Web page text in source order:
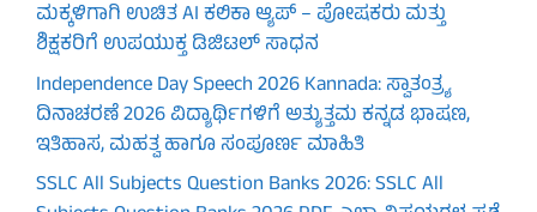
ಮಕ್ಕಳಿಗಾಗಿ ಉಚಿತ AI ಕಲಿಕಾ ಆ್ಯಪ್ – ಪೋಷಕರು ಮತ್ತು
ಶಿಕ್ಷಕರಿಗೆ ಉಪಯುಕ್ತ ಡಿಜಿಟಲ್ ಸಾಧನ
Independence Day Speech 2026 Kannada: ಸ್ವಾತಂತ್ರ್ಯ
ದಿನಾಚರಣೆ 2026 ವಿದ್ಯಾರ್ಥಿಗಳಿಗೆ ಅತ್ಯುತ್ತಮ ಕನ್ನಡ ಭಾಷಣ,
ಇತಿಹಾಸ, ಮಹತ್ವ ಹಾಗೂ ಸಂಪೂರ್ಣ ಮಾಹಿತಿ
SSLC All Subjects Question Banks 2026: SSLC All